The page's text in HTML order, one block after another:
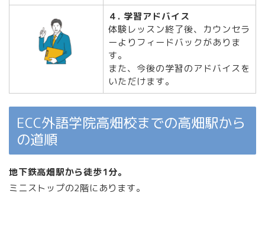
４. 学習アドバイス
体験レッスン終了後、カウンセラ
ーよりフィードバックがありま
す。
また、今後の学習のアドバイスを
いただけます。
ECC外語学院高畑校までの高畑駅から
の道順
地下鉄高畑駅から徒歩1分。
ミニストップの2階にあります。